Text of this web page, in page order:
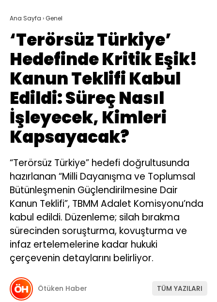
Ana Sayfa ›Genel
‘Terörsüz Türkiye’
Hedefinde Kritik Eşik!
Kanun Teklifi Kabul
Edildi: Süreç Nasıl
İşleyecek, Kimleri
Kapsayacak?
“Terörsüz Türkiye” hedefi doğrultusunda
hazırlanan “Milli Dayanışma ve Toplumsal
Bütünleşmenin Güçlendirilmesine Dair
Kanun Teklifi”, TBMM Adalet Komisyonu’nda
kabul edildi. Düzenleme; silah bırakma
sürecinden soruşturma, kovuşturma ve
infaz ertelemelerine kadar hukuki
çerçevenin detaylarını belirliyor.
Ötüken Haber TÜM YAZILARI